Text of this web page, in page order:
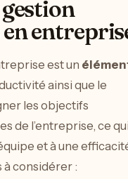
est un
ainsi que le
les objectifs
de l’entreprise, ce
et à une
à considérer :